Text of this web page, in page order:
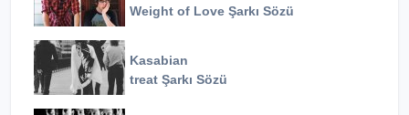
Weight of Love Şarkı Sözü
Kasabian
treat Şarkı Sözü